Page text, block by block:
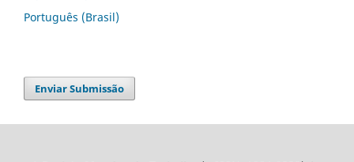
Português (Brasil)
Enviar Submissão